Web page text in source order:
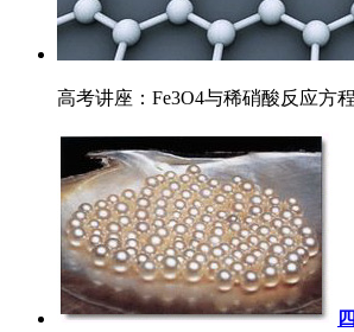
高考讲座：Fe3O4与稀硝酸反应方